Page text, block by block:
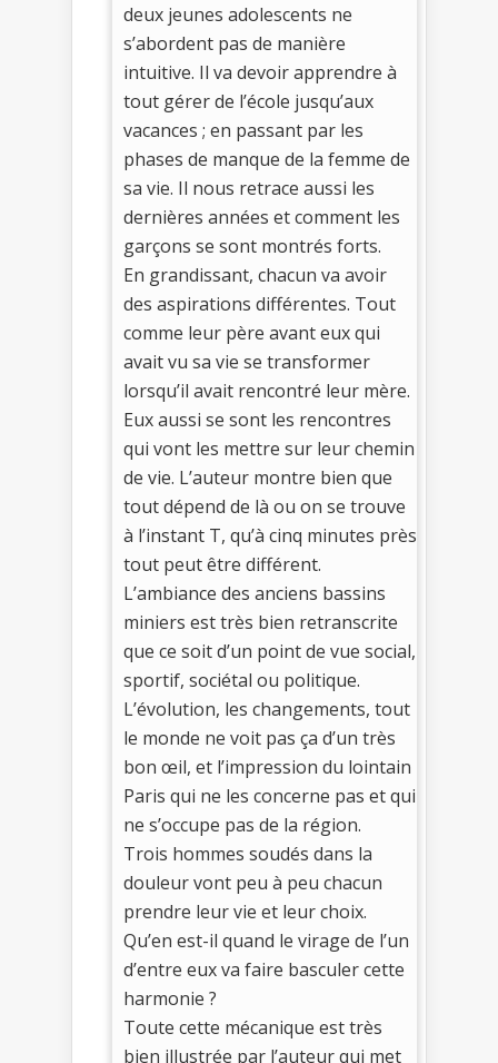
deux jeunes adolescents ne
s’abordent pas de manière
intuitive. Il va devoir apprendre à
tout gérer de l’école jusqu’aux
vacances ; en passant par les
phases de manque de la femme de
sa vie. Il nous retrace aussi les
dernières années et comment les
garçons se sont montrés forts.
En grandissant, chacun va avoir
des aspirations différentes. Tout
comme leur père avant eux qui
avait vu sa vie se transformer
lorsqu’il avait rencontré leur mère.
Eux aussi se sont les rencontres
qui vont les mettre sur leur chemin
de vie. L’auteur montre bien que
tout dépend de là ou on se trouve
à l’instant T, qu’à cinq minutes près
tout peut être différent.
L’ambiance des anciens bassins
miniers est très bien retranscrite
que ce soit d’un point de vue social,
sportif, sociétal ou politique.
L’évolution, les changements, tout
le monde ne voit pas ça d’un très
bon œil, et l’impression du lointain
Paris qui ne les concerne pas et qui
ne s’occupe pas de la région.
Trois hommes soudés dans la
douleur vont peu à peu chacun
prendre leur vie et leur choix.
Qu’en est-il quand le virage de l’un
d’entre eux va faire basculer cette
harmonie ?
Toute cette mécanique est très
bien illustrée par l’auteur qui met